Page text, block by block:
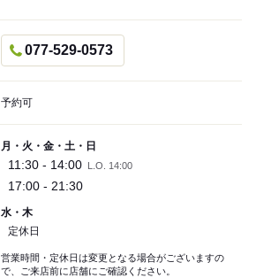
077-529-0573
予約可
月・火・金・土・日
11:30 - 14:00 L.O. 14:00
17:00 - 21:30
水・木
定休日
営業時間・定休日は変更となる場合がございますの
で、ご来店前に店舗にご確認ください。